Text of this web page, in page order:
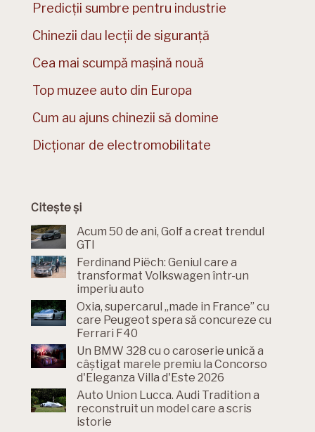
Predicții sumbre pentru industrie
Chinezii dau lecții de siguranță
Cea mai scumpă mașină nouă
Top muzee auto din Europa
Cum au ajuns chinezii să domine
Dicționar de electromobilitate
Citește și
Acum 50 de ani, Golf a creat trendul
GTI
Ferdinand Piëch: Geniul care a
transformat Volkswagen într-un
imperiu auto
Oxia, supercarul „made in France” cu
care Peugeot spera să concureze cu
Ferrari F40
Un BMW 328 cu o caroserie unică a
câștigat marele premiu la Concorso
d'Eleganza Villa d'Este 2026
Auto Union Lucca. Audi Tradition a
reconstruit un model care a scris
istorie